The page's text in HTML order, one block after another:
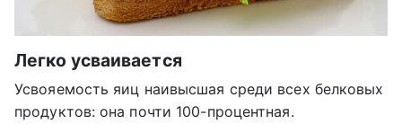
Легко усваивается
Усвояемость яиц наивысшая среди всех белковых
продуктов: она почти 100-процентная.